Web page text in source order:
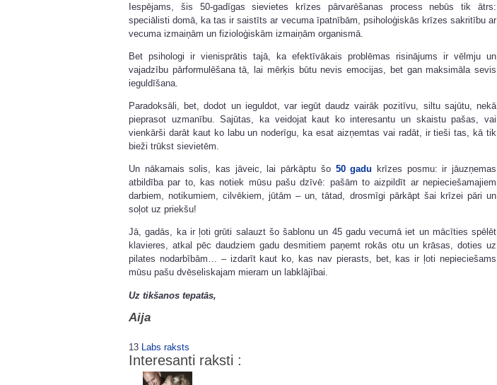
Iespējams, šis 50-gadīgas sievietes krīzes pārvarēšanas process nebūs tik ātrs:
speciālisti domā, ka tas ir saistīts ar vecuma īpatnībām, psiholoģiskās krīzes sakritību ar
vecuma izmaiņām un fizioloģiskām izmaiņām organismā.
Bet psihologi ir vienisprātis tajā, ka efektīvākais problēmas risinājums ir vēlmju un
vajadzību pārformulēšana tā, lai mērķis būtu nevis emocijas, bet gan maksimāla sevis
ieguldīšana.
Paradoksāli, bet, dodot un ieguldot, var iegūt daudz vairāk pozitīvu, siltu sajūtu, nekā
pieprasot uzmanību. Sajūtas, ka veidojat kaut ko interesantu un skaistu pašas, vai
vienkārši darāt kaut ko labu un noderīgu, ka esat aizņemtas vai radāt, ir tieši tas, kā tik
bieži trūkst sievietēm.
Un nākamais solis, kas jāveic, lai pārkāptu šo 50 gadu krīzes posmu: ir jāuzņemas
atbildība par to, kas notiek mūsu pašu dzīvē: pašām to aizpildīt ar nepieciešamajiem
darbiem, notikumiem, cilvēkiem, jūtām – un, tātad, drosmīgi pārkāpt šai krīzei pāri un
soļot uz priekšu!
Jā, gadās, ka ir ļoti grūti salauzt šo šablonu un 45 gadu vecumā iet un mācīties spēlēt
klavieres, atkal pēc daudziem gadu desmitiem paņemt rokās otu un krāsas, doties uz
pilates nodarbībām… – izdarīt kaut ko, kas nav pierasts, bet, kas ir ļoti nepieciešams
mūsu pašu dvēseliskajam mieram un labklājībai.
Uz tikšanos tepatās,
Aija
13 Labs raksts
Interesanti raksti :